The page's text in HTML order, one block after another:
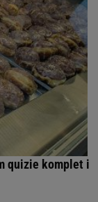
quizie komplet i